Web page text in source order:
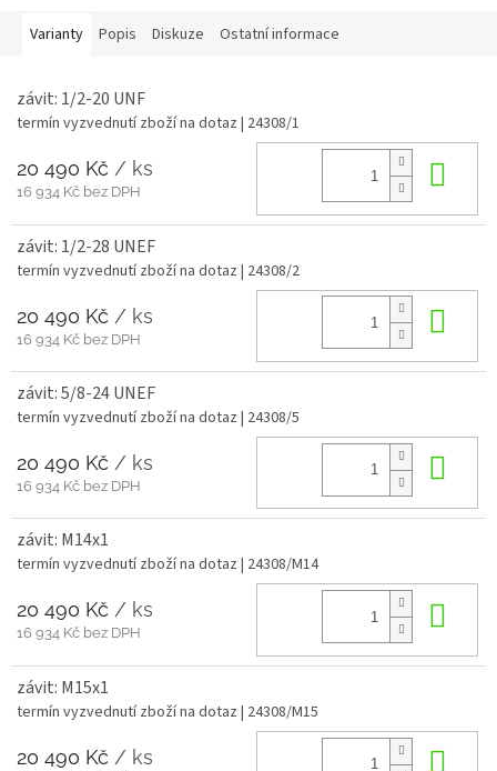
Varianty Popis Diskuze Ostatní informace
závit: 1/2-20 UNF
termín vyzvednutí zboží na dotaz | 24308/1
20 490 Kč / ks
16 934 Kč bez DPH
závit: 1/2-28 UNEF
termín vyzvednutí zboží na dotaz | 24308/2
20 490 Kč / ks
16 934 Kč bez DPH
závit: 5/8-24 UNEF
termín vyzvednutí zboží na dotaz | 24308/5
20 490 Kč / ks
16 934 Kč bez DPH
závit: M14x1
termín vyzvednutí zboží na dotaz | 24308/M14
20 490 Kč / ks
16 934 Kč bez DPH
závit: M15x1
termín vyzvednutí zboží na dotaz | 24308/M15
20 490 Kč / ks